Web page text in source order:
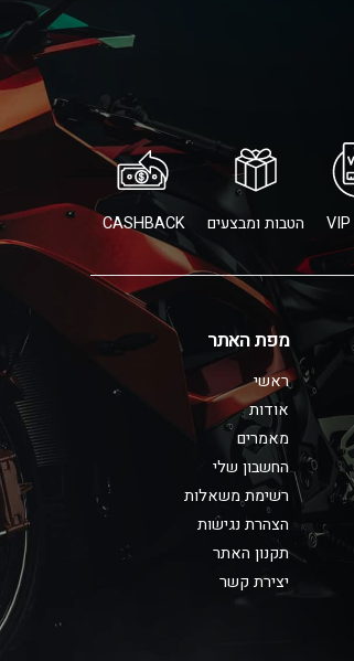
הטבות ומבצעים CASHBACK
מפת האתר
ראשי
אודות
מאמרים
החשבון שלי
רשימת משאלות
הצהרת נגישות
תקנון האתר
יצירת קשר